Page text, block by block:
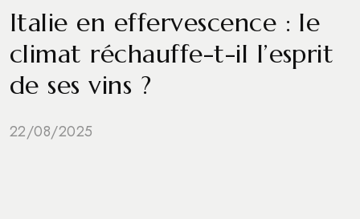
Italie en effervescence : le
climat réchauffe-t-il l’esprit
de ses vins ?
22/08/2025